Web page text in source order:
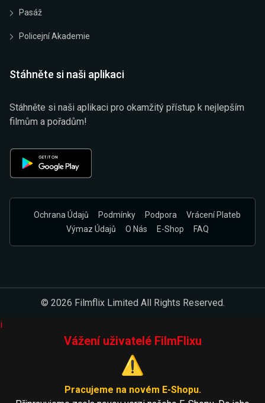
Pasáž
Policejní Akademie
Stáhněte si naši aplikaci
Stáhněte si naši aplikaci pro okamžitý přístup k nejlepším
filmům a pořadům!
Ochrana Údajů Podmínky Podpora
Vrácení Plateb
Výmaz Údajů
O Nás E-Shop FAQ
© 2026 Filmflix Limited All Rights Reserved.
i
Vážení uživatelé FilmFlixu
⚠️
Pracujeme na novém E-Shopu.